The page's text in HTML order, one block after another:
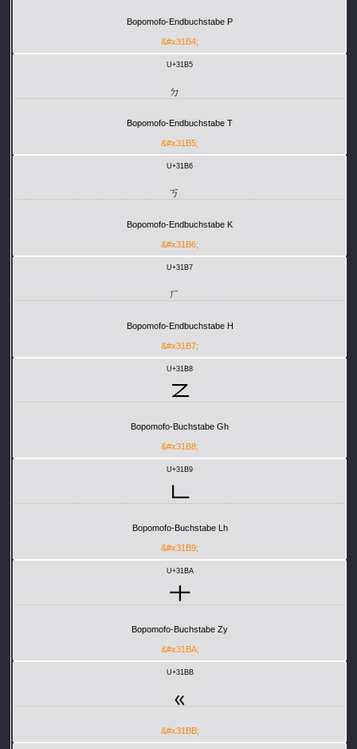
Bopomofo-Endbuchstabe P
&#x31B4;
U+31B5
ㆵ
Bopomofo-Endbuchstabe T
&#x31B5;
U+31B6
ㆶ
Bopomofo-Endbuchstabe K
&#x31B6;
U+31B7
ㆷ
Bopomofo-Endbuchstabe H
&#x31B7;
U+31B8
ㆸ
Bopomofo-Buchstabe Gh
&#x31B8;
U+31B9
ㆹ
Bopomofo-Buchstabe Lh
&#x31B9;
U+31BA
ㆺ
Bopomofo-Buchstabe Zy
&#x31BA;
U+31BB
ㆻ
&#x31BB;